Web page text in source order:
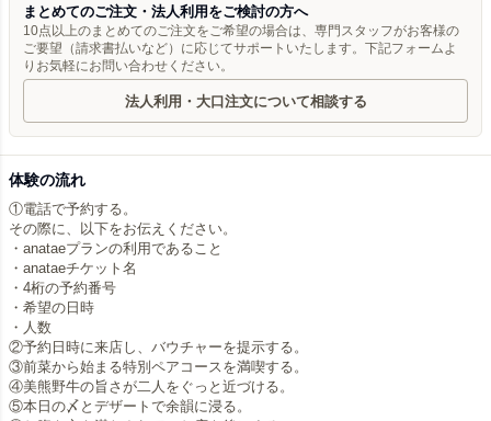
まとめてのご注文・法人利用をご検討の方へ
10点以上のまとめてのご注文をご希望の場合は、専門スタッフがお客様の
ご要望（請求書払いなど）に応じてサポートいたします。下記フォームよ
りお気軽にお問い合わせください。
法人利用・大口注文について相談する
体験の流れ
①電話で予約する。
その際に、以下をお伝えください。
・anataeプランの利用であること
・anataeチケット名
・4桁の予約番号
・希望の日時
・人数
②予約日時に来店し、バウチャーを提示する。
③前菜から始まる特別ペアコースを満喫する。
④美熊野牛の旨さが二人をぐっと近づける。
⑤本日の〆とデザートで余韻に浸る。